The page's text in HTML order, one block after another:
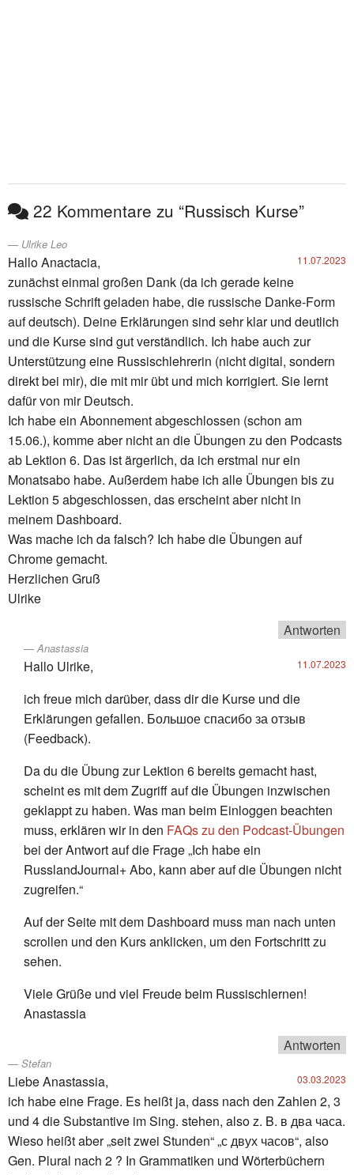
22 Kommentare zu “Russisch Kurse”
Ulrike Leo
11.07.2023
Hallo Anactacia,
zunächst einmal großen Dank (da ich gerade keine
russische Schrift geladen habe, die russische Danke-Form
auf deutsch). Deine Erklärungen sind sehr klar und deutlich
und die Kurse sind gut verständlich. Ich habe auch zur
Unterstützung eine Russischlehrerin (nicht digital, sondern
direkt bei mir), die mit mir übt und mich korrigiert. Sie lernt
dafür von mir Deutsch.
Ich habe ein Abonnement abgeschlossen (schon am
15.06.), komme aber nicht an die Übungen zu den Podcasts
ab Lektion 6. Das ist ärgerlich, da ich erstmal nur ein
Monatsabo habe. Außerdem habe ich alle Übungen bis zu
Lektion 5 abgeschlossen, das erscheint aber nicht in
meinem Dashboard.
Was mache ich da falsch? Ich habe die Übungen auf
Chrome gemacht.
Herzlichen Gruß
Ulrike
Antworten
Anastassia
11.07.2023
Hallo Ulrike,
ich freue mich darüber, dass dir die Kurse und die
Erklärungen gefallen. Большое спасибо за отзыв
(Feedback).
Da du die Übung zur Lektion 6 bereits gemacht hast,
scheint es mit dem Zugriff auf die Übungen inzwischen
geklappt zu haben. Was man beim Einloggen beachten
muss, erklären wir in den FAQs zu den Podcast-Übungen
bei der Antwort auf die Frage „Ich habe ein
RusslandJournal+ Abo, kann aber auf die Übungen nicht
zugreifen.“
Auf der Seite mit dem Dashboard muss man nach unten
scrollen und den Kurs anklicken, um den Fortschritt zu
sehen.
Viele Grüße und viel Freude beim Russischlernen!
Anastassia
Antworten
Stefan
03.03.2023
Liebe Anastassia,
ich habe eine Frage. Es heißt ja, dass nach den Zahlen 2, 3
und 4 die Substantive im Sing. stehen, also z. B. в два часа.
Wieso heißt aber „seit zwei Stunden“ „с двух часов“, also
Gen. Plural nach 2 ? In Grammatiken und Wörterbüchern